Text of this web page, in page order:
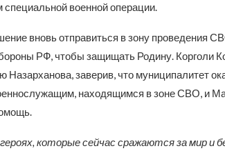
военной операции.
вновь отправиться в зону проведения
РФ, чтобы защищать Родину. Корголи
Назарханова, заверив, что муниципалитет
находящимся в зоне СВО, и
которые сейчас сражаются за мир и